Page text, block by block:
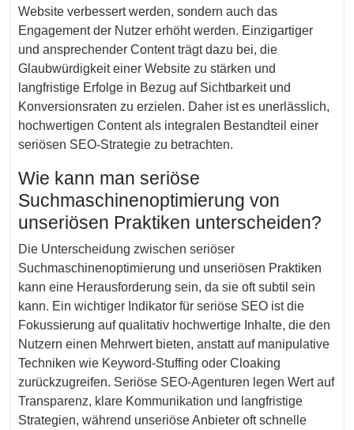
Website verbessert werden, sondern auch das
Engagement der Nutzer erhöht werden. Einzigartiger
und ansprechender Content trägt dazu bei, die
Glaubwürdigkeit einer Website zu stärken und
langfristige Erfolge in Bezug auf Sichtbarkeit und
Konversionsraten zu erzielen. Daher ist es unerlässlich,
hochwertigen Content als integralen Bestandteil einer
seriösen SEO-Strategie zu betrachten.
Wie kann man seriöse
Suchmaschinenoptimierung von
unseriösen Praktiken unterscheiden?
Die Unterscheidung zwischen seriöser
Suchmaschinenoptimierung und unseriösen Praktiken
kann eine Herausforderung sein, da sie oft subtil sein
kann. Ein wichtiger Indikator für seriöse SEO ist die
Fokussierung auf qualitativ hochwertige Inhalte, die den
Nutzern einen Mehrwert bieten, anstatt auf manipulative
Techniken wie Keyword-Stuffing oder Cloaking
zurückzugreifen. Seriöse SEO-Agenturen legen Wert auf
Transparenz, klare Kommunikation und langfristige
Strategien, während unseriöse Anbieter oft schnelle